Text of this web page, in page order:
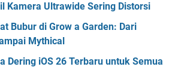
Kamera Ultrawide Sering Distorsi
Bubur di Grow a Garden: Dari
Mythical
Dering iOS 26 Terbaru untuk Semua